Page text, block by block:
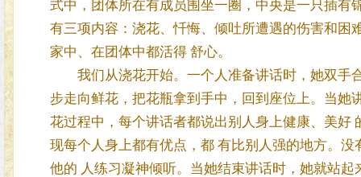
式中，团体所在有成员围坐一圈，中央是一只插有
有三项内容：浇花、忏悔、倾吐所遭遇的伤害和困
家中、在团体中都活得 舒心。
我们从浇花开始。一个人准备讲话时，她双手
步走向鲜花，把花瓶拿到手中，回到座位上。当
花过程中，每个讲话者都说出别人身上健康、美好
现每个人身上都有优点，都 有比别人强的地方。
他的 人练习凝神倾听。当她结束讲话时，她就站